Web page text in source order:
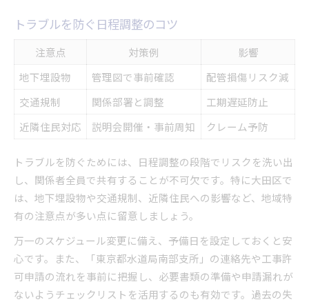
トラブルを防ぐ日程調整のコツ
注意点 対策例
影響
地下埋設物
管理図で事前確認
配管損傷リスク減
交通規制
関係部署と調整
工期遅延防止
近隣住民対応
説明会開催・事前周知 クレーム予防
トラブルを防ぐためには、日程調整の段階でリスクを洗い出
し、関係者全員で共有することが不可欠です。特に大田区で
は、地下埋設物や交通規制、近隣住民への影響など、地域特
有の注意点が多い点に留意しましょう。
万一のスケジュール変更に備え、予備日を設定しておくと安
心です。また、「東京都水道局南部支所」の連絡先や工事許
可申請の流れを事前に把握し、必要書類の準備や申請漏れが
ないようチェックリストを活用するのも有効です。過去の失